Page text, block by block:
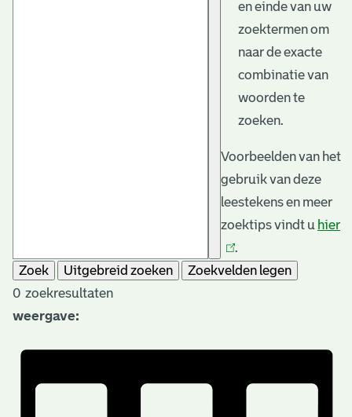
en einde van uw
zoektermen om
naar de exacte
combinatie van
woorden te
zoeken.
Voorbeelden van het
gebruik van deze
leestekens en meer
zoektips vindt u hier
.
Zoek
Uitgebreid zoeken
Zoekvelden legen
0 zoekresultaten
weergave: